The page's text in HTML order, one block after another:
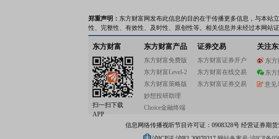
郑重声明： 东方财富网发布此信息的目的在于传播更多信息，与本站
性、完整性、有效性、及时性、原创性等。相关信息并未经过本网站
东方财富
扫一扫下载
APP
东方财富产品
东方财富免费版
东方财富Level-2
东方财富策略版
妙想投研助理
Choice金融终端
证券交易
东方财富证券开户
东方财富在线交易
东方财富证券交易
关注
东方
东
意见
信息网络传播视听节目许可证：0908328号 经营证券期